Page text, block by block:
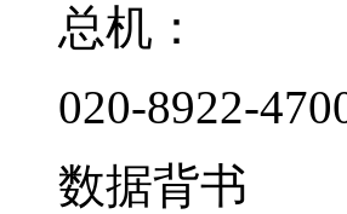
总机：
020-8922-
数据背书